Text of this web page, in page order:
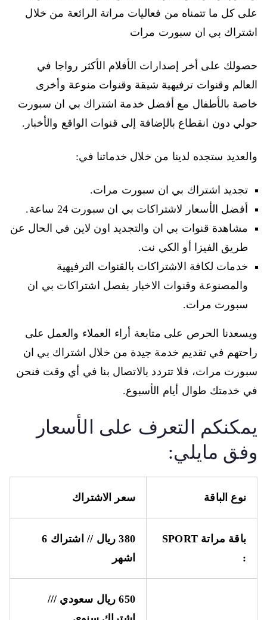
على كل ما تتمناه من فعاليات مراتة الرائعة من خلال
اشتراك بي ان سبورت مرات
حصولك على أخر إصدارات الأفلام الأكثر رواجا في
العالم وقنوات ترفيهية شيقة وقنوات منوعة وأخرى
خاصة بالأطفال مع أفضل خدمة اشتراك بي ان سبورت
حولي دون انقطاع بالإضافة إلى قنوات الواقع والأخبار.
والعديد ستجده لدينا من خلال خدماتنا في:
تجديد اشتراك بي ان سبورت مرات.
أفضل الأسعار لاشتراكات بي ان سبورت 24 ساعة.
مشاهدة قنوات بي ان والتجديد اون لاين في الحال عن
طريق الفيزا أو الكي نت.
خدمات لكافة الاشتراكات بالقنوات الترفيهية
والمصنوعة وقنوات الاخبار بفصل اشتراكات بي ان
سبورت مرات.
ويسعدنا الحرص على متابعة أراء العملاء والعمل على
راحتهم في تقديم خدمة جيدة من خلال اشتراك بي ان
سبورت مرات، فلا تتردد بالاتصال بنا في أي وقت فنحن
في خدمتك طوال أيام الأسبوع.
يمكنكم التعرف على الأسعار
وفق مايلي:
نوع الباقة سعر الاشتراك
باقة مراتة SPORT
:
380 ريال // اشتراك 6
اشهر
650 ريال سعودي ///